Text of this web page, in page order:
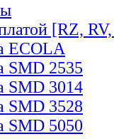
[RZ,
ECOLA
SMD 2535
SMD 3014
SMD 3528
SMD 5050